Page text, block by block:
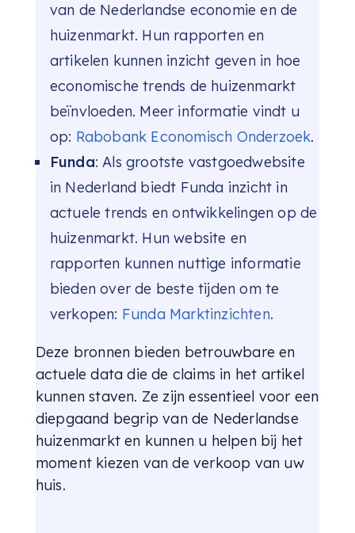
van de Nederlandse economie en de
huizenmarkt. Hun rapporten en
artikelen kunnen inzicht geven in hoe
economische trends de huizenmarkt
beïnvloeden. Meer informatie vindt u
op: Rabobank Economisch Onderzoek.
Funda: Als grootste vastgoedwebsite
in Nederland biedt Funda inzicht in
actuele trends en ontwikkelingen op de
huizenmarkt. Hun website en
rapporten kunnen nuttige informatie
bieden over de beste tijden om te
verkopen: Funda Marktinzichten.
Deze bronnen bieden betrouwbare en
actuele data die de claims in het artikel
kunnen staven. Ze zijn essentieel voor een
diepgaand begrip van de Nederlandse
huizenmarkt en kunnen u helpen bij het
moment kiezen van de verkoop van uw
huis.